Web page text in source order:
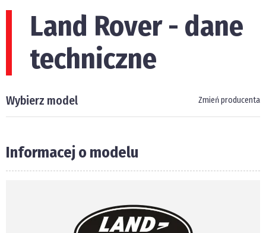
Land Rover - dane
techniczne
Wybierz model Zmień producenta
Informacej o modelu